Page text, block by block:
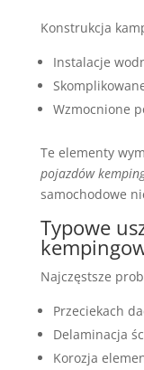
Konstrukcja
Instalacje
Wzmocnione
Te elementy
pojazdów
samochodowe
Typowe
Najczęstsze
Przeciekach
Delaminacja
Korozja